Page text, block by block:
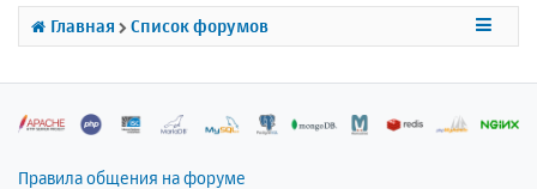
с
н
ч
Главная Список форумов
Правила общения на форуме